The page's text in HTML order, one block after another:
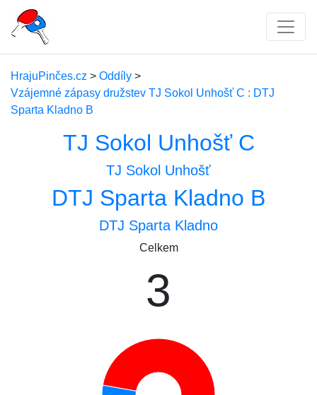
HrajuPinčes.cz > Oddíly >
Vzájemné zápasy družstev TJ Sokol Unhošť C : DTJ
Sparta Kladno B
TJ Sokol Unhošť C
TJ Sokol Unhošť
DTJ Sparta Kladno B
DTJ Sparta Kladno
Celkem
3